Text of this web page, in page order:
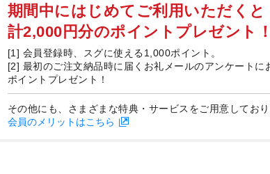
期間中にはじめてご利用いただくと
計2,000円分のポイントプレゼント！
[1] 会員登録時、スグに使える1,000ポイント。
[2] 最初のご注文納品時に届くお礼メールのアンケート
ポイントプレゼント！
その他にも、さまざまな特典・サービスをご用意しており
会員のメリットはこちら